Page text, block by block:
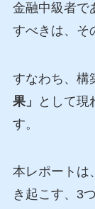
金融中級者で
すべきは、そ
すなわち、構
果」
として現
す。
本レポートは
き起こす、3